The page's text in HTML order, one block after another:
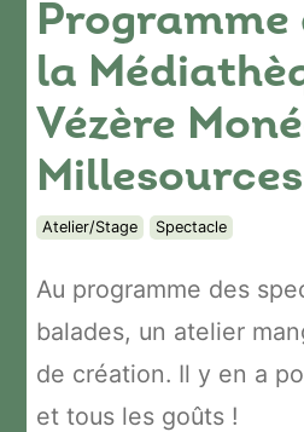
Programme
la
Vézère
Millesources
Atelier/Stage Spectacle
Au programme des
balades, un atelier
de création. Il y en a
et tous les goûts !